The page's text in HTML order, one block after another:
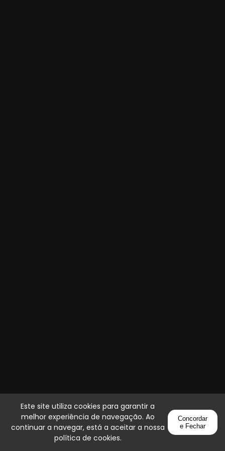
Este site utiliza cookies para garantir a
melhor experiência de navegação. Ao
continuar a navegar, está a aceitar a nossa
política de cookies.
Concordar
e Fechar